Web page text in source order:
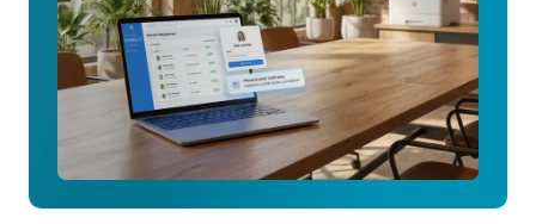
ン
の
詳
細
を
見
る